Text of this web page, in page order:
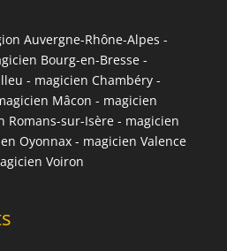
Auvergne-Rhône-Alpes -
Bourg-en-Bresse-
- magicien Chambéry-
Mâcon - magicien
Romans-sur-Isère- magicien
Oyonnax- magicien Valence
Voiron